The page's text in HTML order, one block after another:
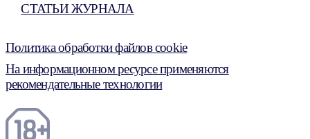
СТАТЬИ ЖУРНАЛА
Политика обработки файлов cookie
На информационном ресурсе применяются
рекомендательные технологии